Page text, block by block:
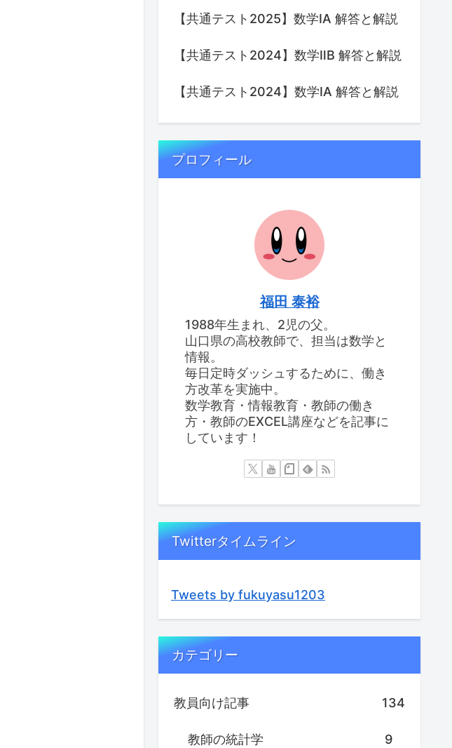
【共通テスト2025】数学IA 解答と解説
【共通テスト2024】数学ⅡB 解答と解説
【共通テスト2024】数学IA 解答と解説
プロフィール
福田 泰裕
1988年生まれ、2児の父。
山口県の高校教師で、担当は数学と
情報。
毎日定時ダッシュするために、働き
方改革を実施中。
数学教育・情報教育・教師の働き
方・教師のEXCEL講座などを記事に
しています！
Twitterタイムライン
Tweets by fukuyasu1203
カテゴリー
教員向け記事 134
教師の統計学 9